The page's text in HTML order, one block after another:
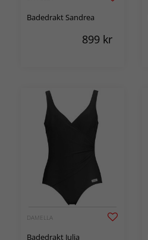
Badedrakt Sandrea
899 kr
DAMELLA
Badedrakt Julia